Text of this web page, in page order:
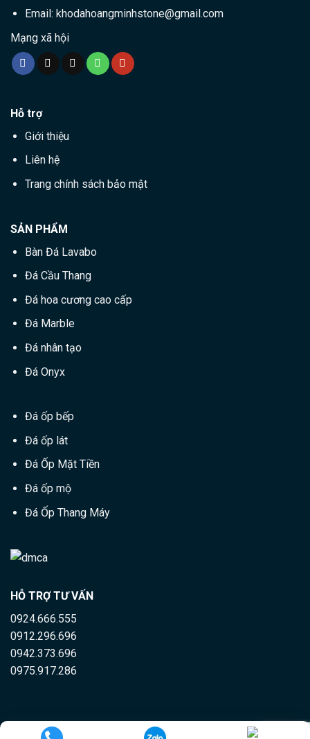
Email: khodahoangminhstone@gmail.com
Mạng xã hội
Hỗ trợ
Giới thiệu
Liên hệ
Trang chính sách bảo mật
SẢN PHẨM
Bàn Đá Lavabo
Đá Cầu Thang
Đá hoa cương cao cấp
Đá Marble
Đá nhân tạo
Đá Onyx
Đá ốp bếp
Đá ốp lát
Đá Ốp Mặt Tiền
Đá ốp mộ
Đá Ốp Thang Máy
HỖ TRỢ TƯ VẤN
0924.666.555
0912.296.696
0942.373.696
0975.917.286